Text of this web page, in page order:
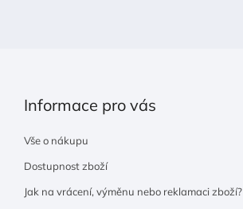
Informace pro vás
Vše o nákupu
Dostupnost zboží
Jak na vrácení, výměnu nebo reklamaci zboží?